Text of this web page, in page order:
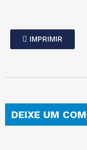
IMPRIMIR
DEIXE UM